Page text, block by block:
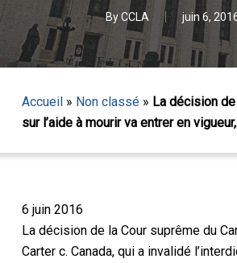
ByCCLA juin 6,
Accueil» Non classé» La décision
sur l’aide à mourir va entrer en
6 juin 2016
La décision de la Cour suprême du
Carter c. Canada, qui a invalidé